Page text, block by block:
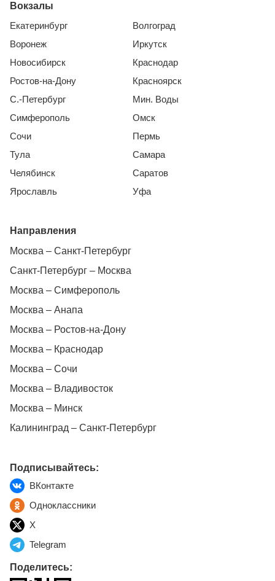
Вокзалы
Екатеринбург
Воронеж
Новосибирск
Ростов-на-Дону
С.-Петербург
Симферополь
Сочи
Тула
Челябинск
Ярославль
Волгоград
Иркутск
Краснодар
Красноярск
Мин. Воды
Омск
Пермь
Самара
Саратов
Уфа
Направления
Москва – Санкт-Петербург
Санкт-Петербург – Москва
Москва – Симферополь
Москва – Анапа
Москва – Ростов-на-Дону
Москва – Краснодар
Москва – Сочи
Москва – Владивосток
Москва – Минск
Калининград – Санкт-Петербург
Подписывайтесь:
ВКонтакте
Одноклассники
X
Telegram
Поделитесь: